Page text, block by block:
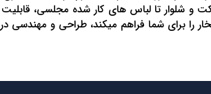
و شلوار تا لباس های کار شده مجلسی،
برای شما فراهم میکند، طراحی و مهندسی در